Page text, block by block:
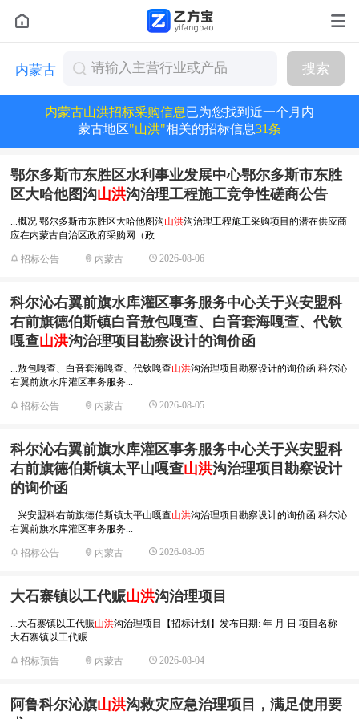
内蒙古 搜索
内蒙古山洪招标采购信息已为您找到近一个月内
蒙古地区"山洪"相关的招标信息31条
鄂尔多斯市东胜区水利事业发展中心鄂尔多斯市东胜
区大哈他图沟山洪沟治理工程施工竞争性磋商公告
...概况 鄂尔多斯市东胜区大哈他图沟山洪沟治理工程施工采购项目的潜在供应商
应在内蒙古自治区政府采购网（政...
招标公告 内蒙古 2026-08-06
科尔沁右翼前旗水库灌区事务服务中心关于兴安盟科
右前旗德伯斯镇白音敖包嘎查、白音套海嘎查、代钦
嘎查山洪沟治理项目勘察设计的询价函
...敖包嘎查、白音套海嘎查、代钦嘎查山洪沟治理项目勘察设计的询价函 科尔沁
右翼前旗水库灌区事务服务...
招标公告 内蒙古 2026-08-05
科尔沁右翼前旗水库灌区事务服务中心关于兴安盟科
右前旗德伯斯镇太平山嘎查山洪沟治理项目勘察设计
的询价函
...兴安盟科右前旗德伯斯镇太平山嘎查山洪沟治理项目勘察设计的询价函 科尔沁
右翼前旗水库灌区事务服务...
招标公告 内蒙古 2026-08-05
大石寨镇以工代赈山洪沟治理项目
...大石寨镇以工代赈山洪沟治理项目【招标计划】发布日期: 年 月 日 项目名称
大石寨镇以工代赈...
招标预告 内蒙古 2026-08-04
阿鲁科尔沁旗山洪沟救灾应急治理项目，满足使用要